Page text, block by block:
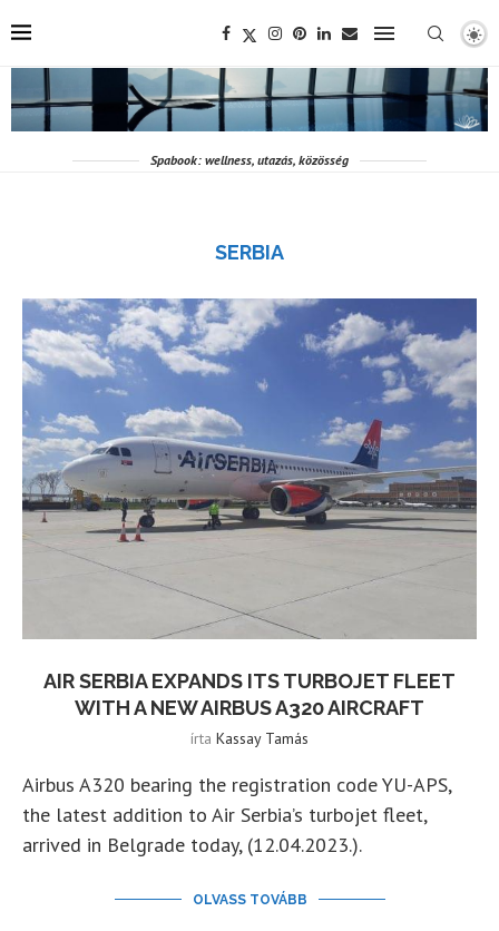
Spabook: wellness, utazás, közösség
SERBIA
AIR SERBIA EXPANDS ITS TURBOJET FLEET
WITH A NEW AIRBUS A320 AIRCRAFT
írta Kassay Tamás
Airbus A320 bearing the registration code YU-APS,
the latest addition to Air Serbia’s turbojet fleet,
arrived in Belgrade today, (12.04.2023.).
OLVASS TOVÁBB